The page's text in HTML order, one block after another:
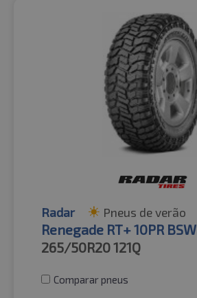
Radar Pneus de verão
Renegade RT+ 10PR BSW
265/50R20121Q
Comparar pneus